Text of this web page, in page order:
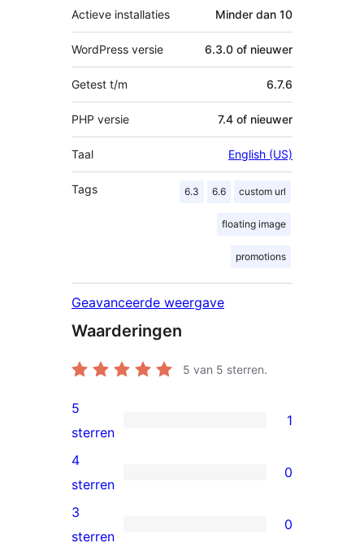
Actieve installaties Minder dan 10
WordPress versie 6.3.0 of nieuwer
Getest t/m 6.7.6
PHP versie 7.4 of nieuwer
Taal English (US)
Tags 6.3 6.6 custom url
floating image
promotions
Geavanceerde weergave
Waarderingen
5 van 5 sterren.
1
5
ster
beoordeling
5
sterren
1
0
4
sterren
4
sterren
0
0
3
sterren
0